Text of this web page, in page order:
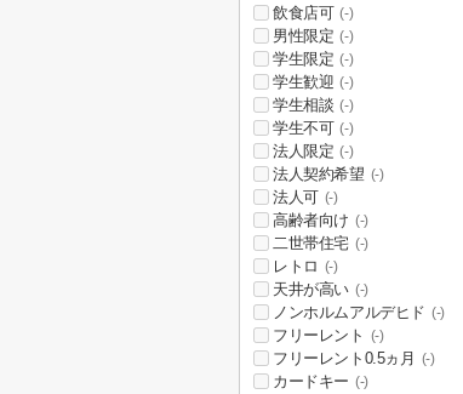
飲食店可 (-)
男性限定 (-)
学生限定 (-)
学生歓迎 (-)
学生相談 (-)
学生不可 (-)
法人限定 (-)
法人契約希望 (-)
法人可 (-)
高齢者向け (-)
二世帯住宅 (-)
レトロ (-)
天井が高い (-)
ノンホルムアルデヒド (-)
フリーレント (-)
フリーレント0.5ヵ月 (-)
カードキー (-)